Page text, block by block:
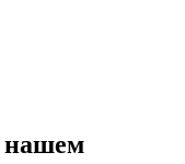
нашем